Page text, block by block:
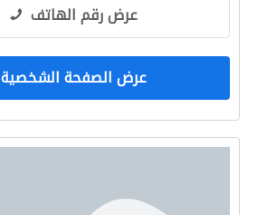
عرض رقم الهاتف
عرض الصفحة الشخصية